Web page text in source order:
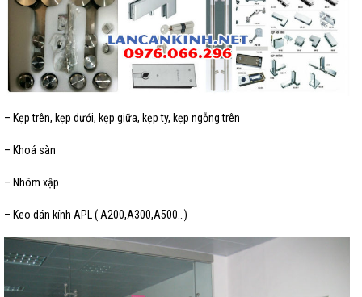
– Kẹp trên, kẹp dưới, kẹp giữa, kẹp ty, kẹp ngỗng trên
– Khoá sàn
– Nhôm xập
– Keo dán kính APL ( A200,A300,A500…)